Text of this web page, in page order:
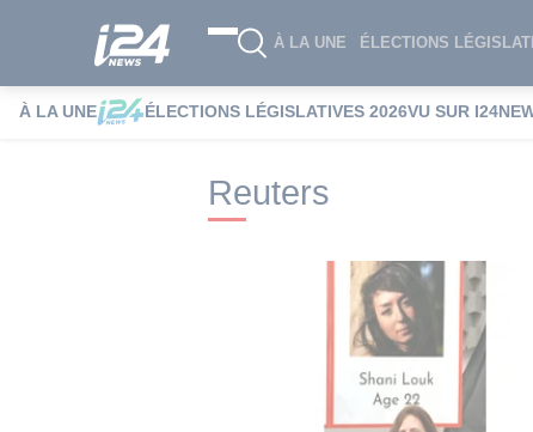
À LA UNE ÉLECTIONS
À LA UNE ÉLECTIONS LÉGISLATIVES 2026VU SUR
i24NEWS i24NEWS Tags index
Reuters